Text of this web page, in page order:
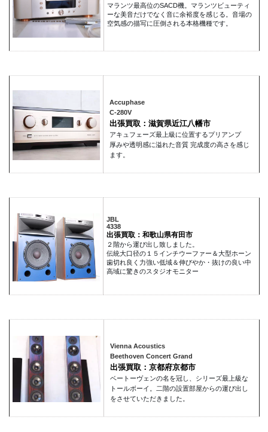
マランツ最高位のSACD機。マランツビューティ
ーな美音だけでなく音に余裕度を感じる。音場の
空気感の描写に圧倒される本格機種です。
Accuphase
C-280V
出張買取：滋賀県近江八幡市
アキュフェーズ最上級に位置するプリアンプ
厚みや透明感に溢れた音質 完成度の高さを感じ
ます。
JBL
4338
出張買取：和歌山県有田市
２階から運び出し致しました。
伝統大口径の１５インチウーファー＆大型ホーン
歯切れ良く力強い低域＆伸びやか・抜けの良い中
高域に驚きのスタジオモニター
Vienna Acoustics
Beethoven Concert Grand
出張買取：京都府京都市
ベートーヴェンの名を冠し、シリーズ最上級な
トールボーイ。二階の設置部屋からの運び出し
をさせていただきました。